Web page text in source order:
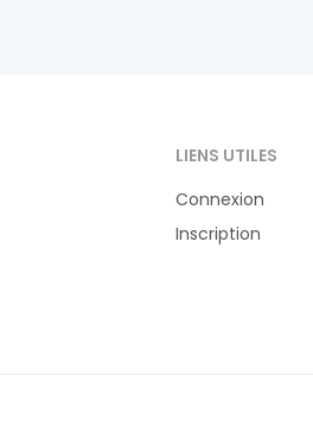
LIENS UTILES
Connexion
Inscription